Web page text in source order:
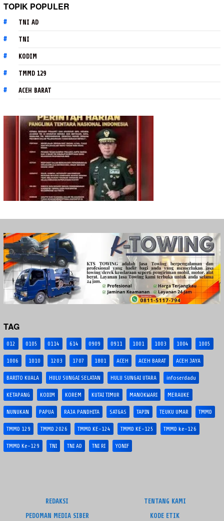
TOPIK POPULER
TNI AD
TNI
KODIM
TMMD 129
ACEH BARAT
TAG
012 0105 0114 614 0909 0911 1001 1003 1004 1005
1006 1010 1203 1707 1801 ACEH ACEH BARAT ACEH JAYA
BARITO KUALA HULU SUNGAI SELATAN HULU SUNGAI UTARA infoserdadu
KETAPANG KODIM KOREM KUTAI TIMUR MANOKWARI MERAUKE
NUNUKAN PAPUA RAJA PANDHITA SATGAS TAPIN TEUKU UMAR TMMD
TMMD 129 TMMD 2026 TMMD KE-124 TMMD KE-125 TMMD ke-126
TMMD Ke-129 TNI TNI AD TNI RI YONIF
REDAKSI
TENTANG KAMI
PEDOMAN MEDIA SIBER
KODE ETIK